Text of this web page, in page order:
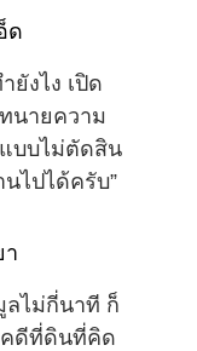
ด
ยังไง เปิด
นายความ
บบไม่ตัดสิน
ไปได้ครับ”
า
ลไม่กี่นาที ก็
ดีที่ดินที่คิด